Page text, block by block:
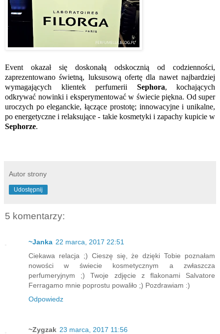
Event okazał się doskonałą odskocznią od codzienności,
zaprezentowano świetną, luksusową ofertę dla nawet najbardziej
wymagających klientek perfumerii Sephora, kochających
odkrywać nowinki i eksperymentować w świecie piękna. Od super
uroczych po eleganckie, łączące prostotę; innowacyjne i unikalne,
po energetyczne i relaksujące - takie kosmetyki i zapachy kupicie w
Sephorze.
Autor strony
Udostępnij
5 komentarzy:
~Janka 22 marca, 2017 22:51
Ciekawa relacja ;) Cieszę się, że dzięki Tobie poznałam
nowości w świecie kosmetycznym a zwłaszcza
perfumeryjnym ;) Twoje zdjęcie z flakonami Salvatore
Ferragamo mnie poprostu powaliło ;) Pozdrawiam :)
Odpowiedz
~Zygzak 23 marca, 2017 11:56